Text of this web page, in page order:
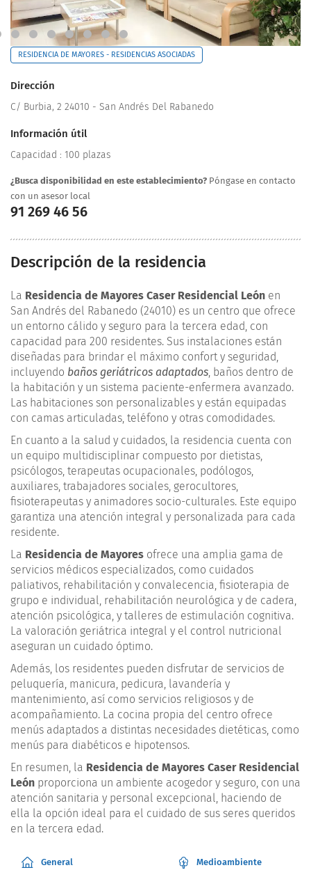
RESIDENCIA DE MAYORES - RESIDENCIAS ASOCIADAS
Dirección
C/ Burbia, 2 24010 - San Andrés Del Rabanedo
Información útil
Capacidad : 100 plazas
¿Busca disponibilidad en este establecimiento? Póngase en contacto
con un asesor local
91 269 46 56
Descripción de la residencia
La Residencia de Mayores Caser Residencial León en
San Andrés del Rabanedo (24010) es un centro que ofrece
un entorno cálido y seguro para la tercera edad, con
capacidad para 200 residentes. Sus instalaciones están
diseñadas para brindar el máximo confort y seguridad,
incluyendo baños geriátricos adaptados, baños dentro de
la habitación y un sistema paciente-enfermera avanzado.
Las habitaciones son personalizables y están equipadas
con camas articuladas, teléfono y otras comodidades.
En cuanto a la salud y cuidados, la residencia cuenta con
un equipo multidisciplinar compuesto por dietistas,
psicólogos, terapeutas ocupacionales, podólogos,
auxiliares, trabajadores sociales, gerocultores,
fisioterapeutas y animadores socio-culturales. Este equipo
garantiza una atención integral y personalizada para cada
residente.
La Residencia de Mayores ofrece una amplia gama de
servicios médicos especializados, como cuidados
paliativos, rehabilitación y convalecencia, fisioterapia de
grupo e individual, rehabilitación neurológica y de cadera,
atención psicológica, y talleres de estimulación cognitiva.
La valoración geriátrica integral y el control nutricional
aseguran un cuidado óptimo.
Además, los residentes pueden disfrutar de servicios de
peluquería, manicura, pedicura, lavandería y
mantenimiento, así como servicios religiosos y de
acompañamiento. La cocina propia del centro ofrece
menús adaptados a distintas necesidades dietéticas, como
menús para diabéticos e hipotensos.
En resumen, la Residencia de Mayores Caser Residencial
León proporciona un ambiente acogedor y seguro, con una
atención sanitaria y personal excepcional, haciendo de
ella la opción ideal para el cuidado de sus seres queridos
en la tercera edad.
General Medioambiente